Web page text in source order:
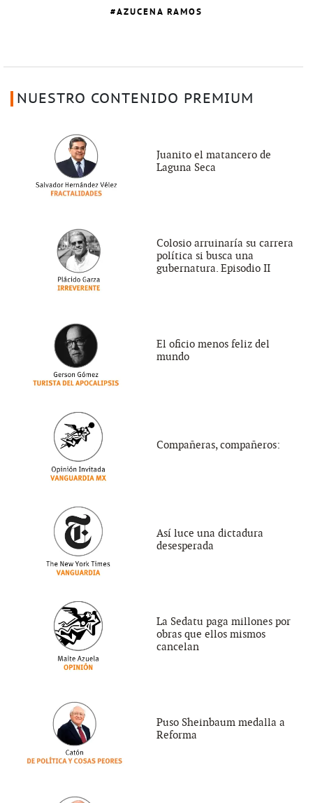
AZUCENA RAMOS
NUESTRO CONTENIDO PREMIUM
Juanito el matancero de
Laguna Seca
Colosio arruinaría su carrera
política si busca una
gubernatura. Episodio II
El oficio menos feliz del
mundo
Compañeras, compañeros:
Así luce una dictadura
desesperada
La Sedatu paga millones por
obras que ellos mismos
cancelan
Puso Sheinbaum medalla a
Reforma